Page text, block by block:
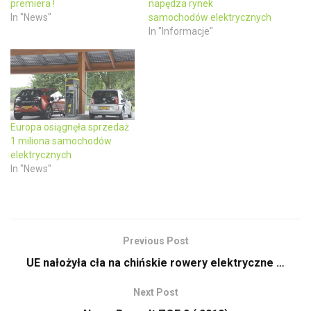
i
n
n
w
i
n
d
o
w
)
w
w
i
n
d
o
w
)
premiera !
In "News"
napędza rynek
samochodów elektrycznych
In "Informacje"
Europa osiągnęła sprzedaż
1 miliona samochodów
elektrycznych
In "News"
Previous Post
UE nałożyła cła na chińskie rowery elektryczne …
Next Post